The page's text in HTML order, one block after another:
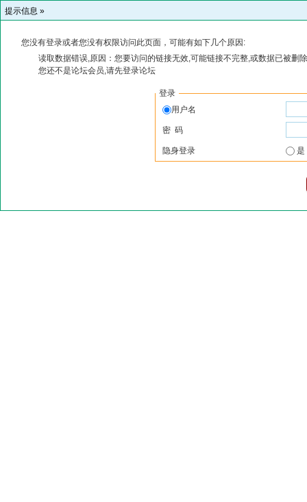
提示信息 »
您没有登录或者您没有权限访问此页面，可能有如下几个原因:
读取数据错误,原因：您要访问的链接无效,可能链接不完整,或数据已被删
您还不是论坛会员,请先登录论坛
登录
用户名
密 码
隐身登录